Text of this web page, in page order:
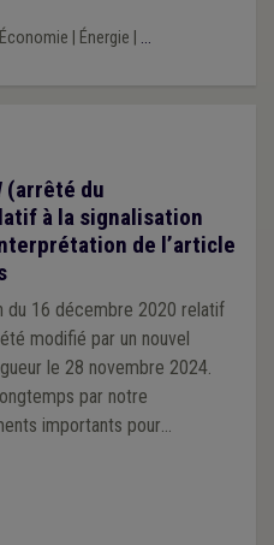
Économie Énergie ...
(arrêté du
à la signalisation
de l’article
du 16 décembre 2020 relatif
modifié par un nouvel
le 28 novembre 2024.
par notre
importants pour